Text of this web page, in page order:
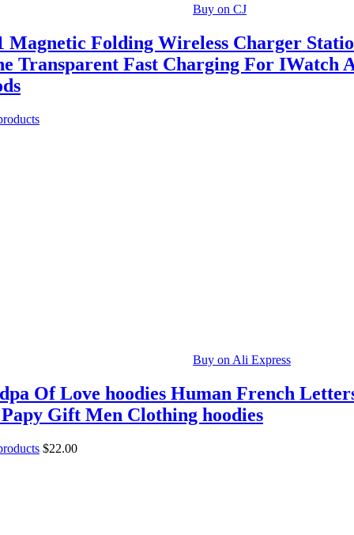
Buy on CJ
Magnetic Folding Wireless Charger
Transparent Fast Charging For IWatch
Buy on Ali Express
Of Love hoodies Human French
Gift Men Clothing hoodies
$22.00